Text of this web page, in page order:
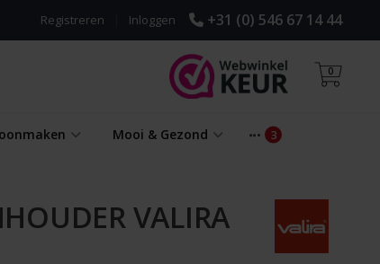
+31 (0) 546 67 14 44
Inloggen
Registreren
0
Mooi & Gezond
VALIRA